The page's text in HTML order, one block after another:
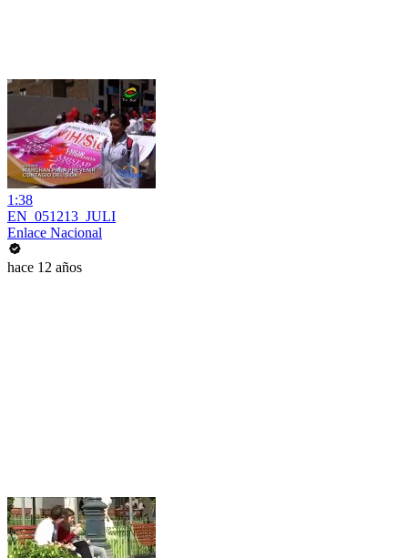
1:38
EN_051213_JULI
Enlace Nacional
hace 12 años